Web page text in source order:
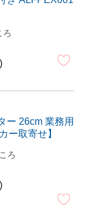
ろ
ー 26cm 業務用
ー取寄せ】
ろ